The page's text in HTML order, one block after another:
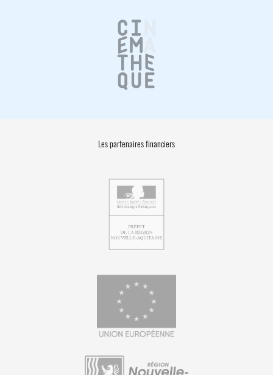
Les partenaires financiers